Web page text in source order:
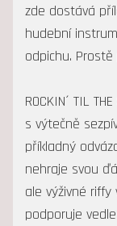
zde dostává
hudební
odpichu.
ROCKIN´ TIL
s výtečně
příkladný
nehraje svou
ale výživné riffy
podporuje